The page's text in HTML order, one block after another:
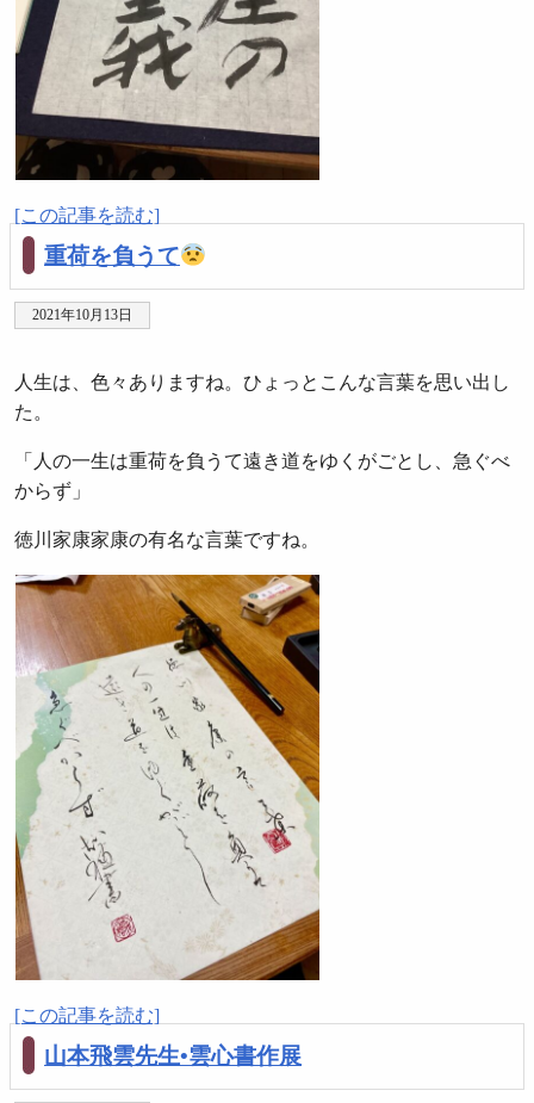
[この記事を読む]
重荷を負うて
2021年10月13日
人生は、色々ありますね。ひょっとこんな言葉を思い出し
た。
「人の一生は重荷を負うて遠き道をゆくがごとし、急ぐべ
からず」
徳川家康家康の有名な言葉ですね。
[この記事を読む]
山本飛雲先生•雲心書作展